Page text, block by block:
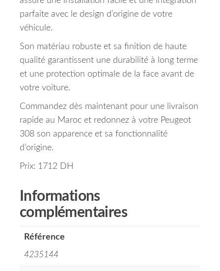
parfaite avec le design d’origine de votre
véhicule.
Son matériau robuste et sa finition de haute
qualité garantissent une durabilité à long terme
et une protection optimale de la face avant de
votre voiture.
Commandez dès maintenant pour une livraison
rapide au Maroc et redonnez à votre Peugeot
308 son apparence et sa fonctionnalité
d’origine.
Prix: 1712 DH
Informations
complémentaires
Référence
4235144